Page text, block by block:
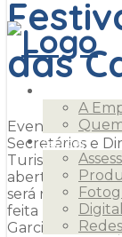
A
Serviços
das
Evento
Secretários e
Turismo,
abertura do 10º
será realizado
feita pelo
Garcia